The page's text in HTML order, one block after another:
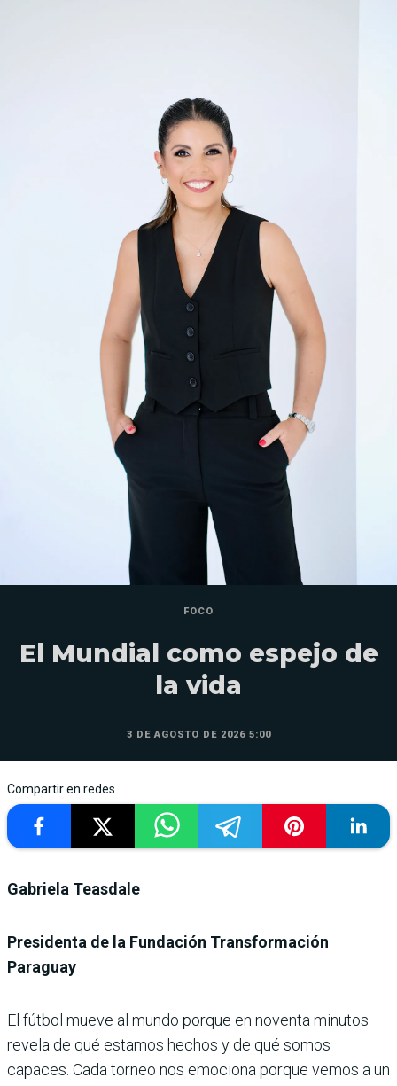
FOCO
El Mundial como espejo de
la vida
3 DE AGOSTO DE 2026 5:00
Compartir en redes
Gabriela Teasdale
Presidenta de la Fundación Transformación
Paraguay
El fútbol mueve al mundo porque en noventa minutos
revela de qué estamos hechos y de qué somos
capaces. Cada torneo nos emociona porque vemos a un